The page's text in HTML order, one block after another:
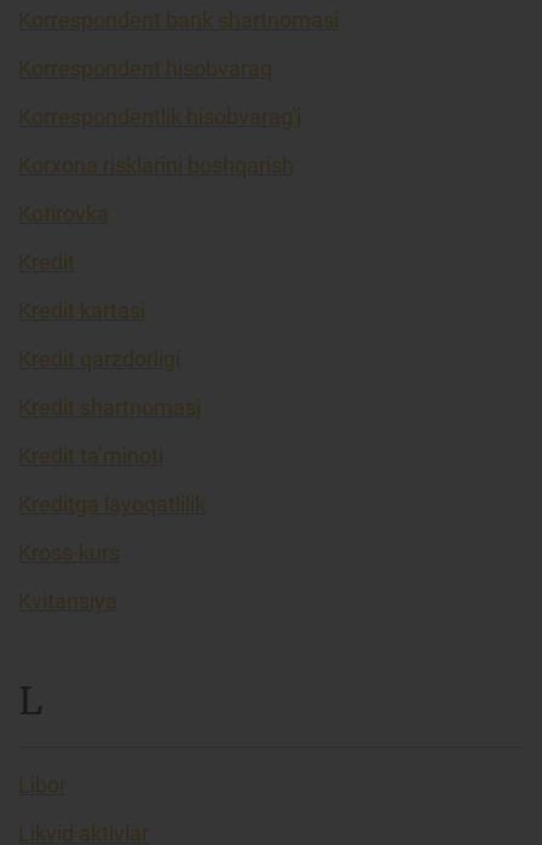
Korrespondent bank shartnomasi
Korrespondent hisobvaraq
Korrespondentlik hisobvarag'i
Korxona risklarini boshqarish
Kotirovka
Kredit
Kredit kartasi
Kredit qarzdorligi
Kredit shartnomasi
Kredit ta’minoti
Kreditga layoqatlilik
Kross-kurs
Kvitansiya
L
Libor
Likvid aktivlar